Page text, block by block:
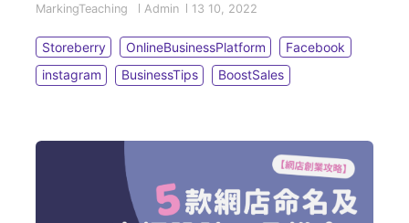
些值得注意的事項與技巧，讓廣告可以更精準地投遞
給您的目標客群。
MarkingTeaching Admin 13 10, 2022
Storeberry OnlineBusinessPlatform
Facebook
instagram
BusinessTips BoostSales